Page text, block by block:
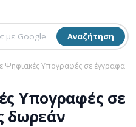
Αναζήτηση
Ψηφιακές Υπογραφές σε έγγραφα
Υπογραφές σε
δωρεάν